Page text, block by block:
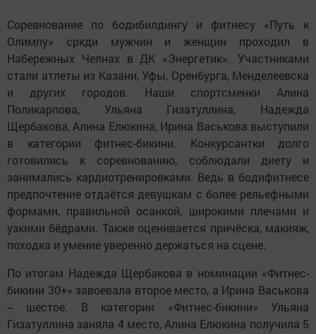
Соревнование по бодибилдингу и фитнесу «Путь к
Олимпу» сркди мужчин и женщин проходил в
Набережных Челнах в ДК «Энергетик». Участниками
стали атлеты из Казани, Уфы, Оренбурга, Менделеевска
и других городов. Наши спортсменки Алина
Поликарпова, Ульяна Гизатуллина, Надежда
Щербакова, Алина Елюкина, Ирина Васькова выступили
в категории фитнес-бикини. Конкурсантки долго
готовились к соревнованию, соблюдали диету и
занимались кардиотренировками. Ведь в бодифитнесе
предпочтение отдаётся девушкам с более рельефными
формами, правильной осанкой, широкими плечами и
узкими бёдрами. Также оценивается причёска, макияж,
походка и умение уверенно держаться на сцене.
По итогам Надежда Щербакова в номинации «Фитнес-
бикини 30+» завоевала второе место, а Ирина Васькова
‒ шестое. В категории «Фитнес-бикини» Ульяна
Гизатуллина заняла 4 место, Алина Елюкина получила 5